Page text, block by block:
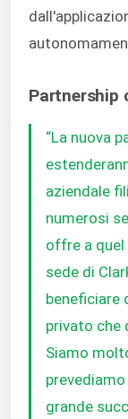
Partnership
“La nuova
aziendale
numerosi
offre a
sede di
beneficiare
privato che
Siamo
grande